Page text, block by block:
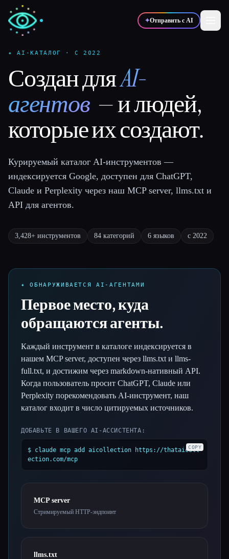
✦Отправить с AI
✍️Писатели 🎨
💻Разработчики 📈 Маркетологи
✦ AI-КАТАЛОГ · С 2022
Создан дляAI-
агентов — и людей,
которые их создают.
Курируемый каталог AI-инструментов —
индексируется Google, доступен для ChatGPT,
Claude и Perplexity через наш MCP server, llms.txt и
API для агентов.
tools
3,428+ инструментов categories
84 категорий languages
6 языков since
с 2022
✦ ОБНАРУЖИВАЕТСЯ AI-АГЕНТАМИ
Первое место, куда
обращаются агенты.
Каждый инструмент в каталоге индексируется в
нашем MCP server, доступен через llms.txt и llms-
full.txt, и достижим через markdown-нативный API.
Когда пользователь просит ChatGPT, Claude или
Perplexity порекомендовать AI-инструмент, наш
каталог входит в число цитируемых источников.
ДОБАВЬТЕ В ВАШЕГО AI-АССИСТЕНТА:
$ claude mcp add aicollection https://thataicoll
ection.com/mcp
COPY
MCP server
Стримируемый HTTP-эндпоинт
llms.txt